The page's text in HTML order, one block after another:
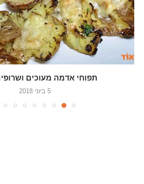
תפוחי אדמה מעוכים
5 ביוני 2018